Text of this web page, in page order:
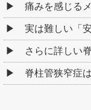
痛みを感じる
実は難しい「
さらに詳しい
脊柱管狭窄症